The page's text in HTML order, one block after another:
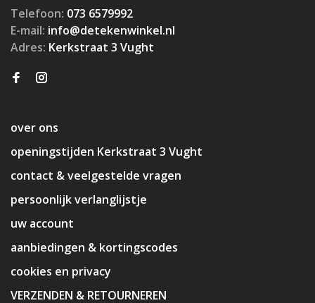
Telefoon: 073 6579992
E-mail: info@detekenwinkel.nl
Adres: Kerkstraat 3 Vught
over ons
openingstijden Kerkstraat 3 Vught
contact & veelgestelde vragen
persoonlijk verlanglijstje
uw account
aanbiedingen & kortingscodes
cookies en privacy
VERZENDEN & RETOURNEREN